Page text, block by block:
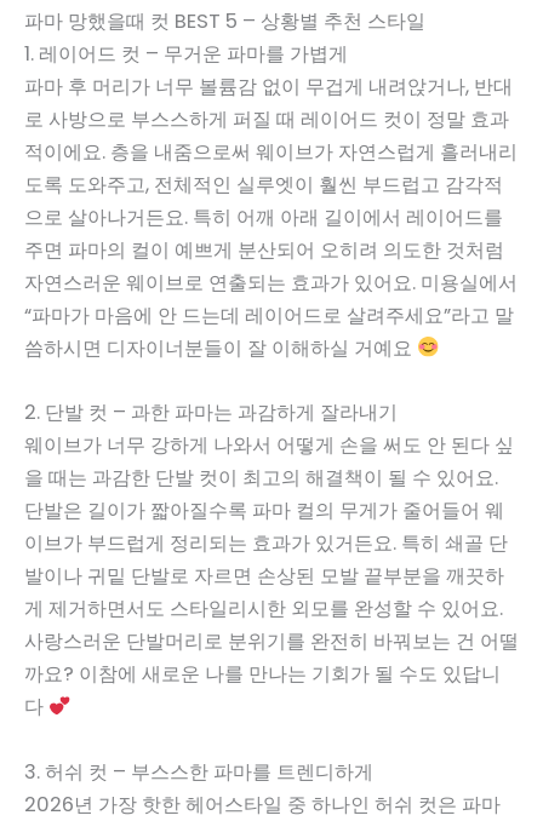
파마 망했을때 컷 BEST 5 – 상황별 추천 스타일
1. 레이어드 컷 – 무거운 파마를 가볍게
파마 후 머리가 너무 볼륨감 없이 무겁게 내려앉거나, 반대
로 사방으로 부스스하게 퍼질 때 레이어드 컷이 정말 효과
적이에요. 층을 내줌으로써 웨이브가 자연스럽게 흘러내리
도록 도와주고, 전체적인 실루엣이 훨씬 부드럽고 감각적
으로 살아나거든요. 특히 어깨 아래 길이에서 레이어드를
주면 파마의 컬이 예쁘게 분산되어 오히려 의도한 것처럼
자연스러운 웨이브로 연출되는 효과가 있어요. 미용실에서
“파마가 마음에 안 드는데 레이어드로 살려주세요”라고 말
씀하시면 디자이너분들이 잘 이해하실 거예요
2. 단발 컷 – 과한 파마는 과감하게 잘라내기
웨이브가 너무 강하게 나와서 어떻게 손을 써도 안 된다 싶
을 때는 과감한 단발 컷이 최고의 해결책이 될 수 있어요.
단발은 길이가 짧아질수록 파마 컬의 무게가 줄어들어 웨
이브가 부드럽게 정리되는 효과가 있거든요. 특히 쇄골 단
발이나 귀밑 단발로 자르면 손상된 모발 끝부분을 깨끗하
게 제거하면서도 스타일리시한 외모를 완성할 수 있어요.
사랑스러운 단발머리로 분위기를 완전히 바꿔보는 건 어떨
까요? 이참에 새로운 나를 만나는 기회가 될 수도 있답니
다
3. 허쉬 컷 – 부스스한 파마를 트렌디하게
2026년 가장 핫한 헤어스타일 중 하나인 허쉬 컷은 파마